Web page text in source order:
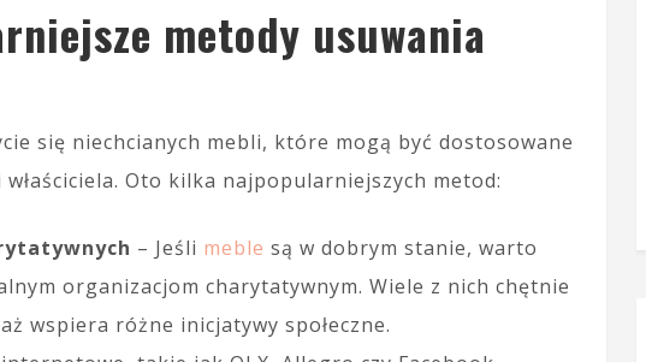
metody usuwania
się niechcianych mebli, które mogą być dostosowane
Oto kilka najpopularniejszych metod:
– Jeśli meble są w dobrym stanie, warto
organizacjom charytatywnym. Wiele z nich chętnie
wspiera różne inicjatywy społeczne.